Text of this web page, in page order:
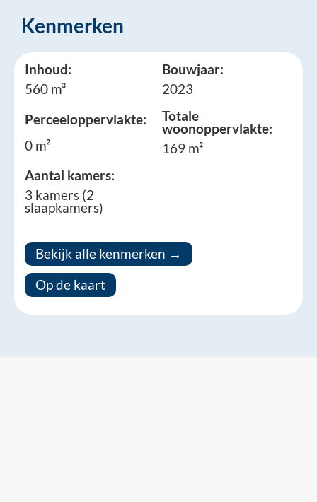
Kenmerken
Inhoud:
560 m³
Bouwjaar:
2023
Perceeloppervlakte:
0 m²
Totale
woonoppervlakte:
169 m²
Aantal kamers:
3 kamers (2
slaapkamers)
Bekijk alle kenmerken →
Op de kaart